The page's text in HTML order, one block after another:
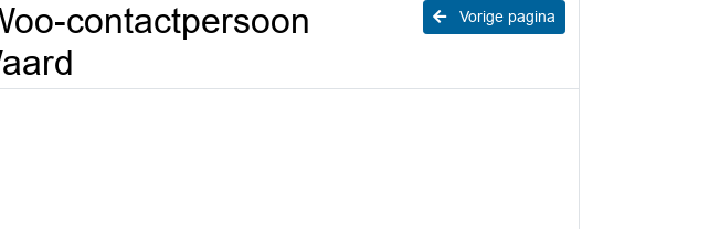
Vorige pagina
contactpersoon